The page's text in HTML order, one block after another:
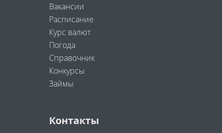
Вакансии
Расписание
Курс валют
Погода
Справочник
Конкурсы
Займы
Контакты